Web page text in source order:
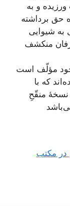
و به
حق برداشته
به شیوایی
منکشف
مؤلّف است
که با
منقّحِ
در مكتب